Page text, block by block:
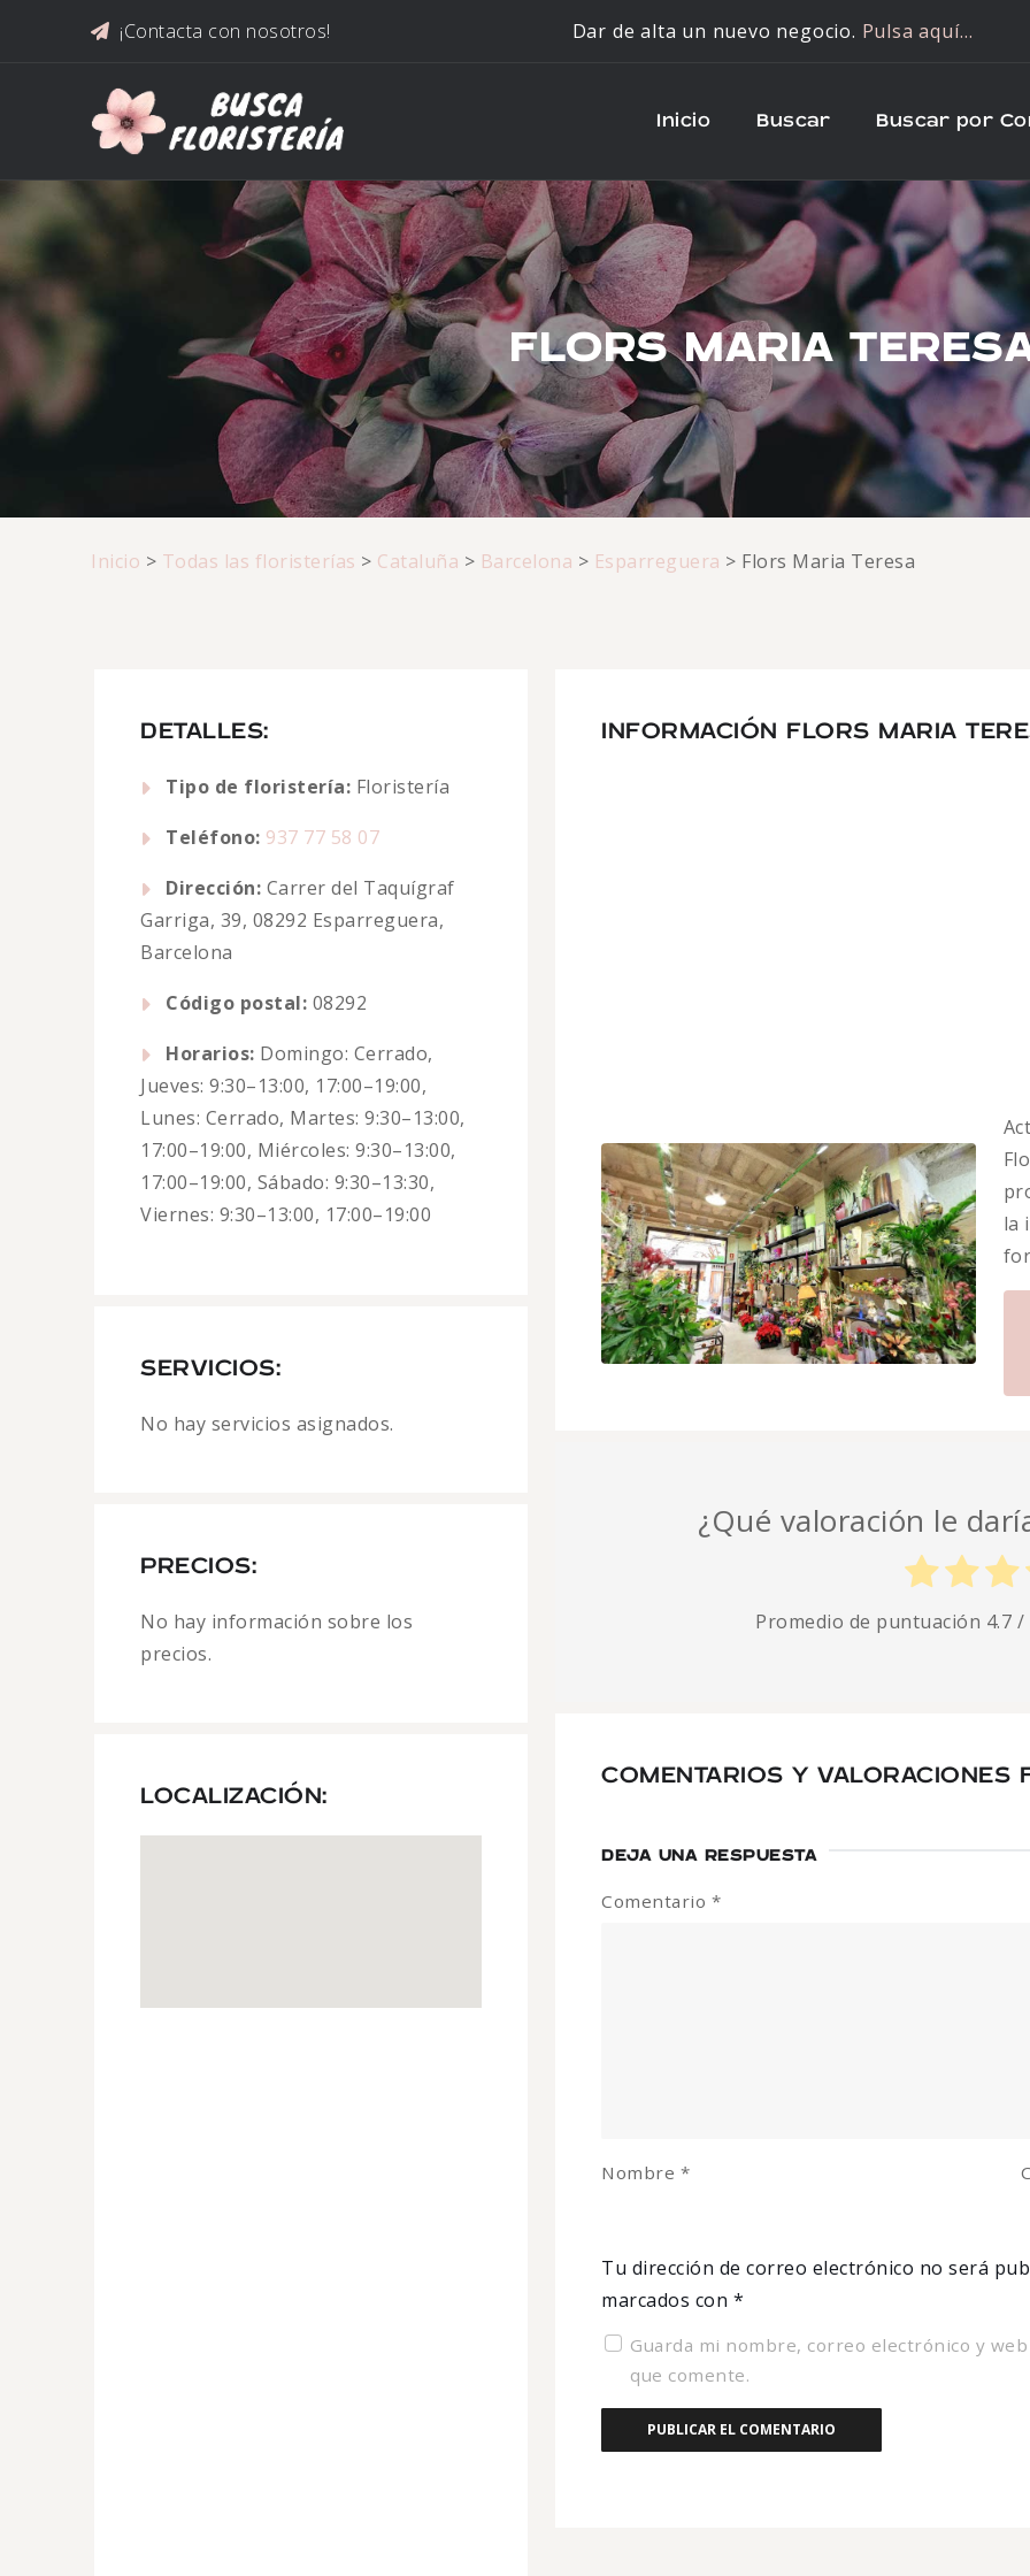
¡Contacta con nosotros! Dar de alta un nuevo negocio. Pulsa aquí…
Inicio Buscar Buscar por
FLORS MARIA
Inicio > Todas las floristerías > Cataluña > Barcelona > Esparreguera > Flors Maria Teresa
DETALLES:
Tipo de floristería: Floristería
Teléfono: 937 77 58 07
Dirección: Carrer del Taquígraf
Garriga, 39, 08292 Esparreguera,
Barcelona
Código postal: 08292
Horarios: Domingo: Cerrado,
Jueves: 9:30–13:00, 17:00–19:00,
Lunes: Cerrado, Martes: 9:30–13:00,
17:00–19:00, Miércoles: 9:30–13:00,
17:00–19:00, Sábado: 9:30–13:30,
Viernes: 9:30–13:00, 17:00–19:00
SERVICIOS:
No hay servicios asignados.
PRECIOS:
No hay información sobre los
precios.
LOCALIZACIÓN:
INFORMACIÓN FLORS MARIA
la
¿Qué valoración le
Promedio de puntuación 4.7 /
COMENTARIOS Y VALORACIONES
DEJA UNA RESPUESTA
Tu dirección de correo electrónico no será
marcados con *
Comentario *
Nombre *
Guarda mi nombre, correo electrónico y
que comente.